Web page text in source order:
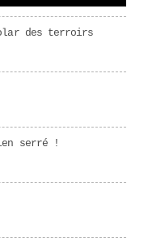
des terroirs
serré !